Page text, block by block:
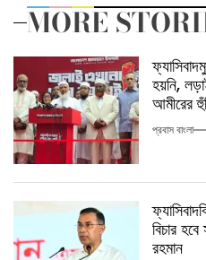
MORE
হয়নি,
আমীরের
প্রবাস বাংলা
বিচার
রহমান